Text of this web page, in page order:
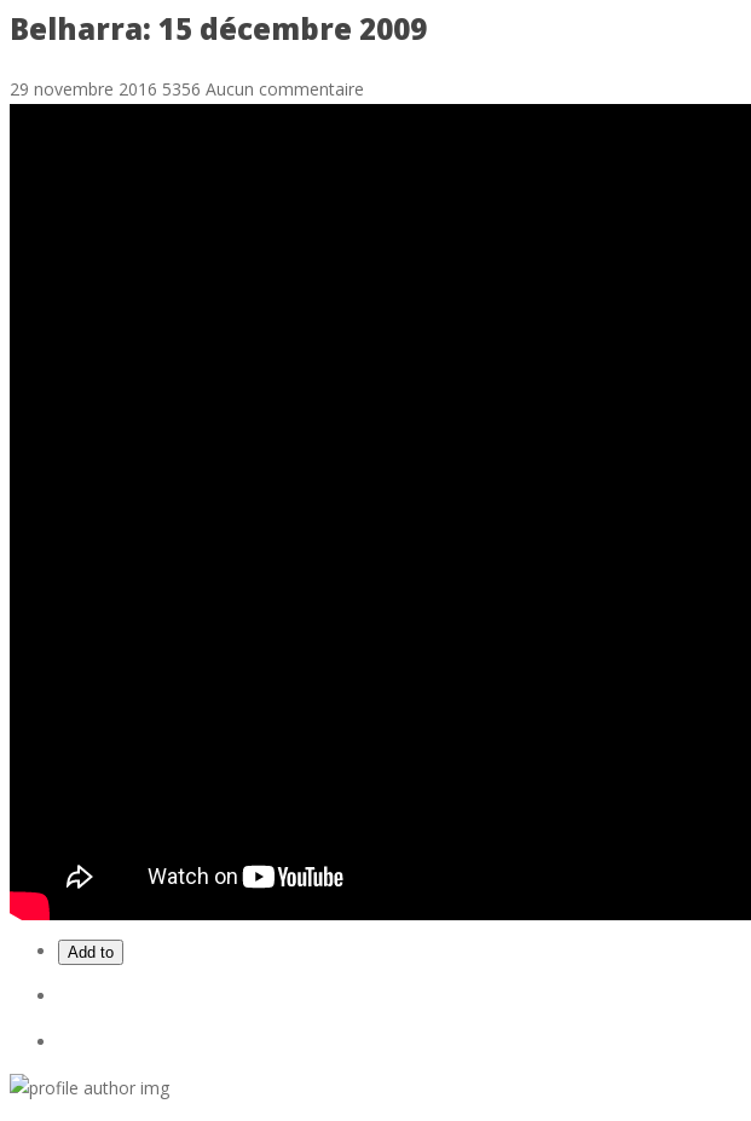
Belharra: 15 décembre 2009
29 novembre 2016 5356 Aucun commentaire
Add to